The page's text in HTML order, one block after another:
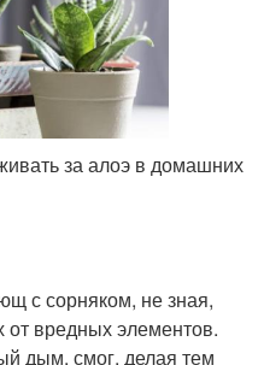
за алоэ в домашних
с сорняком, не зная,
от вредных элементов.
дым, смог, делая тем